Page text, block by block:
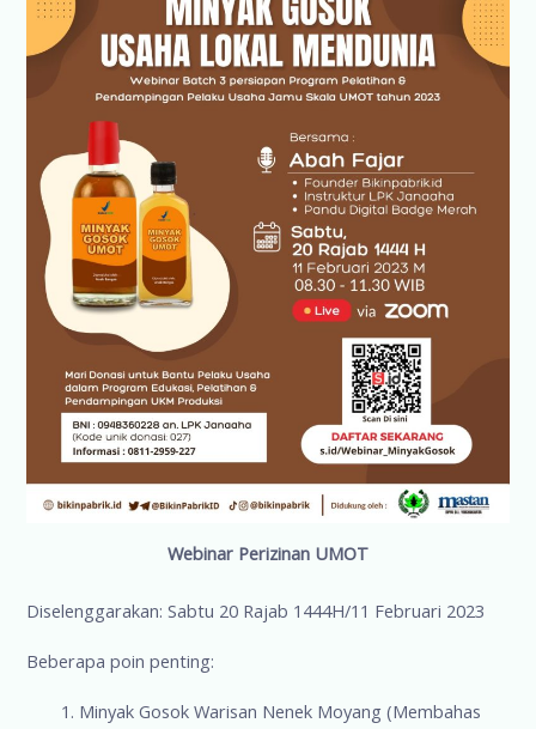
Webinar Perizinan UMOT
Diselenggarakan: Sabtu 20 Rajab 1444H/11 Februari 2023
Beberapa poin penting:
Minyak Gosok Warisan Nenek Moyang (Membahas